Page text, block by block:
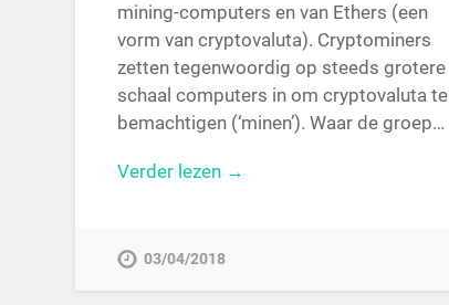
mining-computers en van Ethers (een
vorm van cryptovaluta). Cryptominers
zetten tegenwoordig op steeds grotere
schaal computers in om cryptovaluta te
bemachtigen (‘minen’). Waar de groep…
Verder lezen →
03/04/2018